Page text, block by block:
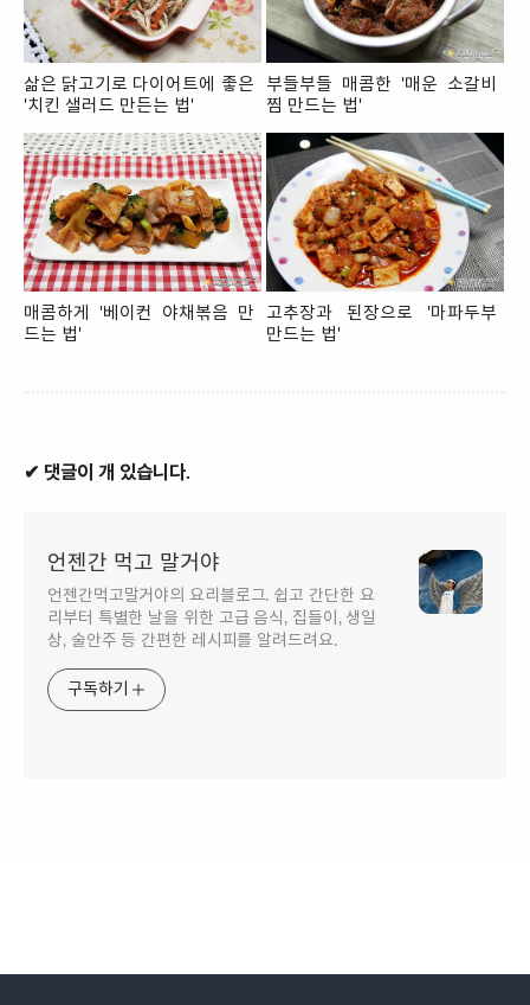
삶은 닭고기로 다이어트에 좋은
'치킨 샐러드 만든는 법'
부들부들 매콤한 '매운 소갈비
찜 만드는 법'
매콤하게 '베이컨 야채볶음 만
드는 법'
고추장과 된장으로 '마파두부
만드는 법'
✔ 댓글이 개 있습니다.
언젠간 먹고 말거야
언젠간먹고말거야의 요리블로그. 쉽고 간단한 요
리부터 특별한 날을 위한 고급 음식, 집들이, 생일
상, 술안주 등 간편한 레시피를 알려드려요.
구독하기